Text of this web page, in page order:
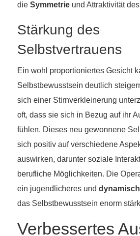
die Symmetrie und Attraktivität
Stärkung des
Selbstvertrauens
Ein wohl proportioniertes Gesicht
Selbstbewusstsein deutlich
sich einer Stirnverkleinerung
oft, dass sie sich in Bezug auf ihr
fühlen. Dieses neu gewonnene
sich positiv auf verschiedene
auswirken, darunter soziale
berufliche Möglichkeiten. Die
ein jugendlicheres und dynamisch
das Selbstbewusstsein enorm
Verbessertes